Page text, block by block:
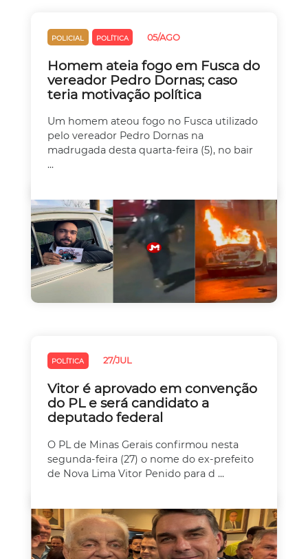
POLICIAL POLÍTICA 05/AGO
Homem ateia fogo em Fusca do
vereador Pedro Dornas; caso
teria motivação política
Um homem ateou fogo no Fusca utilizado
pelo vereador Pedro Dornas na
madrugada desta quarta-feira (5), no bair
...
POLÍTICA 27/JUL
Vitor é aprovado em convenção
do PL e será candidato a
deputado federal
O PL de Minas Gerais confirmou nesta
segunda-feira (27) o nome do ex-prefeito
de Nova Lima Vitor Penido para d ...